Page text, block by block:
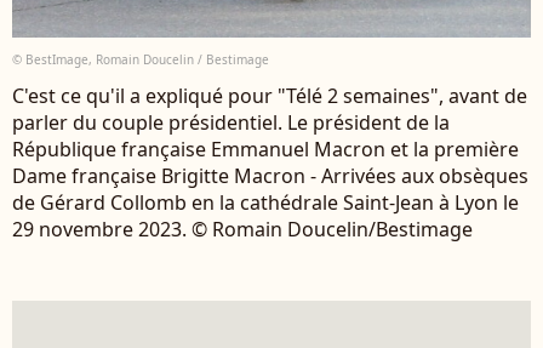
© BestImage, Romain Doucelin / Bestimage
C'est ce qu'il a expliqué pour "Télé 2 semaines", avant de
parler du couple présidentiel. Le président de la
République française Emmanuel Macron et la première
Dame française Brigitte Macron - Arrivées aux obsèques
de Gérard Collomb en la cathédrale Saint-Jean à Lyon le
29 novembre 2023. © Romain Doucelin/Bestimage